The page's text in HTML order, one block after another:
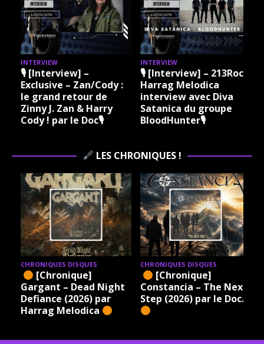
INTERVIEW
🎙 [Interview] –
Exclusive – Zan/Cody :
le grand retour de
Zinny J. Zan & Harry
Cody ! par le Doc🎙
INTERVIEW
🎙 [Interview] – 213Rock
Harrag Melodica
interview avec Diva
Satanica du groupe
BloodHunter🎙
LES CHRONIQUES !
CHRONIQUES DISQUES
[Chronique]
Gargant – Dead Night
Defiance (2026) par
Harrag Melodica
CHRONIQUES DISQUES
[Chronique]
Constancia – The Next
Step (2026) par le Doc.